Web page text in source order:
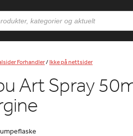
Forhandler/Ikke på nettsider
Art Spray